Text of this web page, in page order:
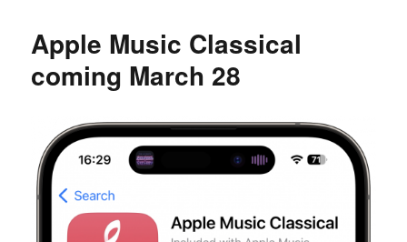
Apple Music Classical
coming March 28